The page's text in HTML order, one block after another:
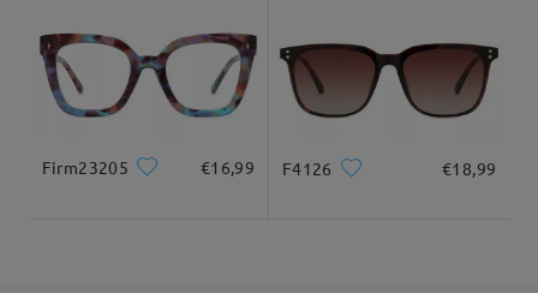
ulteriore assistenza, non esitare a contattarci tramite LiveChat
(24 ore su 24, 7 giorni su 7) o inviaci un'e-mail all'indirizzo
service@firmoo.it. Siamo sempre qui per aiutarti!
su Jan 7 , 2026
Firm23205 €16,99 F4126 €18,99